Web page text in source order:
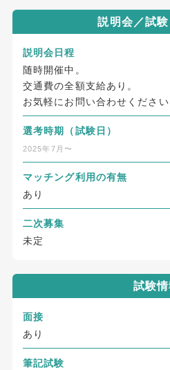
説明会／試
説明会日程
随時開催中。
交通費の全額支給あり。
お気軽にお問い合わせください
選考時期（試験日）
2025年7月〜
マッチング利用の有無
あり
二次募集
未定
試験情
面接
あり
筆記試験